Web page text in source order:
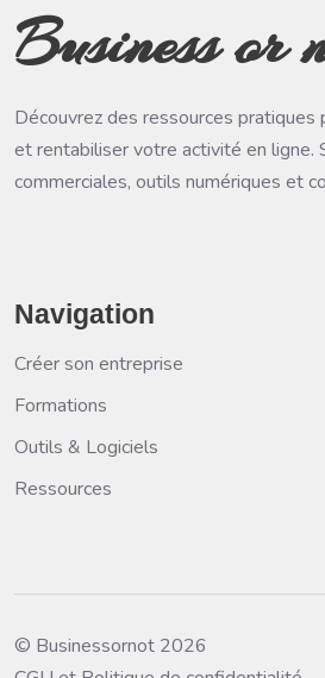
Business or
Découvrez des ressources pratiques
et rentabiliser votre activité en ligne.
commerciales, outils numériques et
Navigation
Créer son entreprise
Formations
Outils & Logiciels
Ressources
© Businessornot 2026